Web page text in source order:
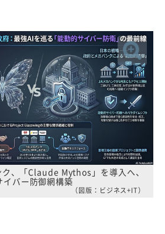
、「Claude Mythos」を導入へ、
イバー防御網構築
（図版：ビジネス+IT）